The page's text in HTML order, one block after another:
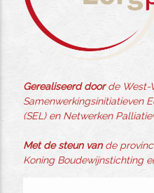
Gerealiseerd doorde West-
Samenwerkingsinitiatieven
(SEL) en Netwerken
Met de steun vande
Koning Boudewijnstichting